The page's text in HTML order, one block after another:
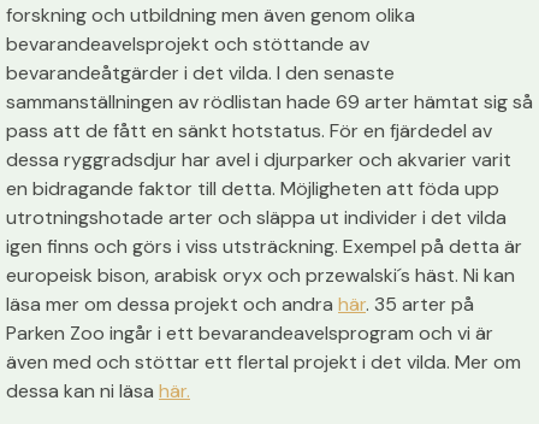
forskning och utbildning men även genom olika
bevarandeavelsprojekt och stöttande av
bevarandeåtgärder i det vilda. I den senaste
sammanställningen av rödlistan hade 69 arter hämtat sig så
pass att de fått en sänkt hotstatus. För en fjärdedel av
dessa ryggradsdjur har avel i djurparker och akvarier varit
en bidragande faktor till detta. Möjligheten att föda upp
utrotningshotade arter och släppa ut individer i det vilda
igen finns och görs i viss utsträckning. Exempel på detta är
europeisk bison, arabisk oryx och przewalski´s häst. Ni kan
läsa mer om dessa projekt och andra här. 35 arter på
Parken Zoo ingår i ett bevarandeavelsprogram och vi är
även med och stöttar ett flertal projekt i det vilda. Mer om
dessa kan ni läsa här.